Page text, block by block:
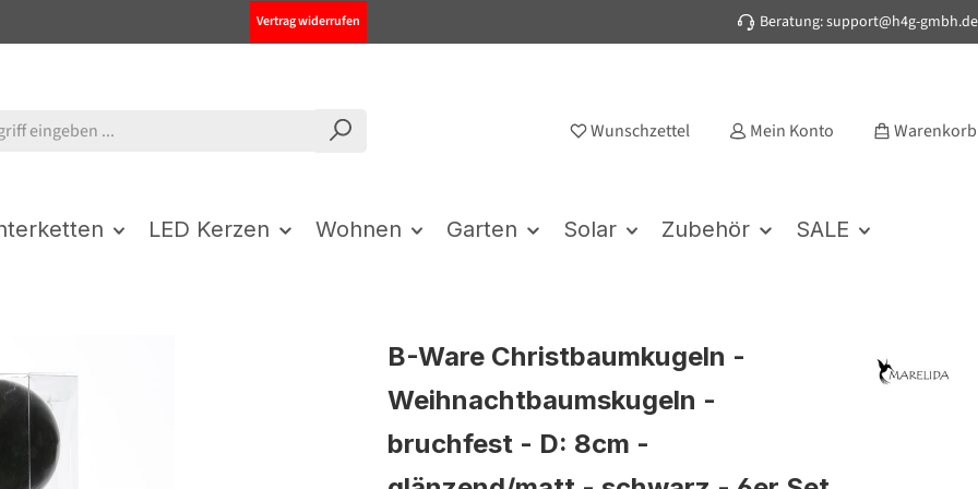
Vertrag widerrufen Beratung: support@h4g-gmbh.de
Wunschzettel Mein Konto Warenkorb
LED Kerzen Wohnen Garten Solar Zubehör SALE
B-Ware Christbaumkugeln -
Weihnachtbaumskugeln -
bruchfest - D: 8cm -